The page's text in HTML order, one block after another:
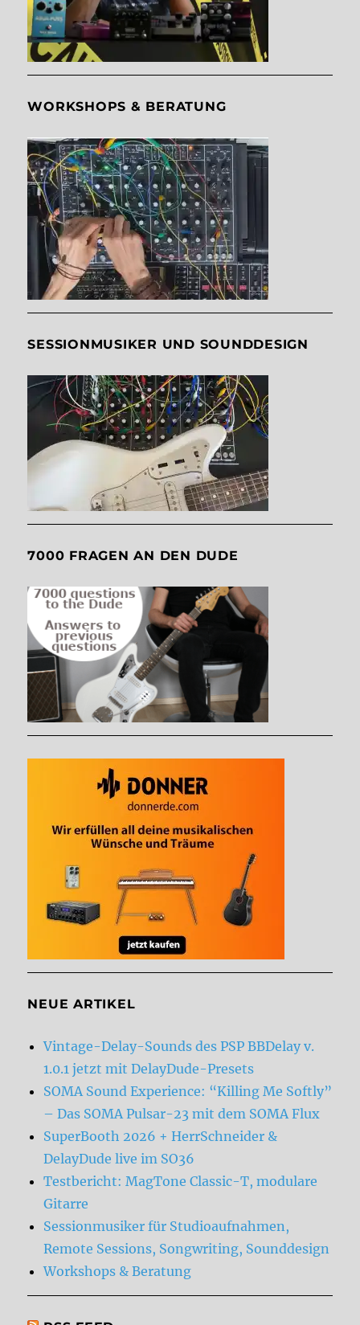
WORKSHOPS & BERATUNG
SESSIONMUSIKER UND SOUNDDESIGN
7000 FRAGEN AN DEN DUDE
NEUE ARTIKEL
Vintage-Delay-Sounds des PSP BBDelay v.
1.0.1 jetzt mit DelayDude-Presets
SOMA Sound Experience: “Killing Me Softly”
– Das SOMA Pulsar-23 mit dem SOMA Flux
SuperBooth 2026 + HerrSchneider &
DelayDude live im SO36
Testbericht: MagTone Classic-T, modulare
Gitarre
Sessionmusiker für Studioaufnahmen,
Remote Sessions, Songwriting, Sounddesign
Workshops & Beratung